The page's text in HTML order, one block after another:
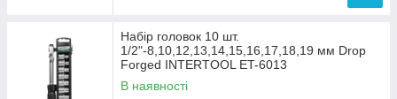
Набір головок 10 шт.
1/2"-8,10,12,13,14,15,16,17,18,19 мм Drop
Forged INTERTOOL ET-6013
В наявності